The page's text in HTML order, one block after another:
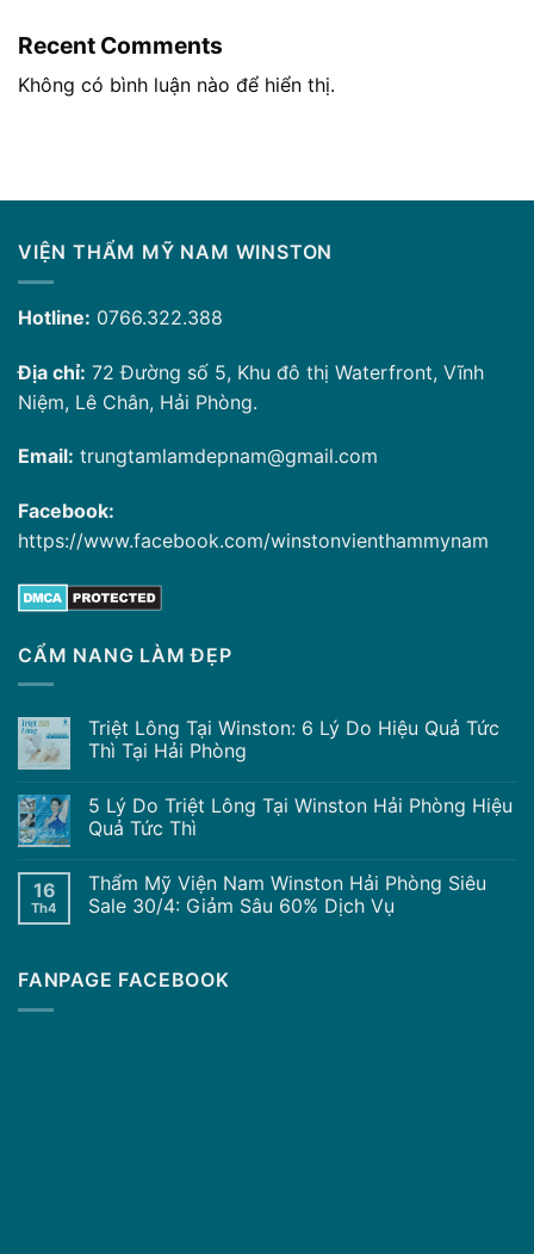
Recent Comments
Không có bình luận nào để hiển thị.
VIỆN THẨM MỸ NAM WINSTON
Hotline: 0766.322.388
Địa chỉ: 72 Đường số 5, Khu đô thị Waterfront, Vĩnh
Niệm, Lê Chân, Hải Phòng.
Email: trungtamlamdepnam@gmail.com
Facebook:
https://www.facebook.com/winstonvienthammynam
CẨM NANG LÀM ĐẸP
Triệt Lông Tại Winston: 6 Lý Do Hiệu Quả Tức
Thì Tại Hải Phòng
5 Lý Do Triệt Lông Tại Winston Hải Phòng Hiệu
Quả Tức Thì
16
Th4
Thẩm Mỹ Viện Nam Winston Hải Phòng Siêu
Sale 30/4: Giảm Sâu 60% Dịch Vụ
FANPAGE FACEBOOK